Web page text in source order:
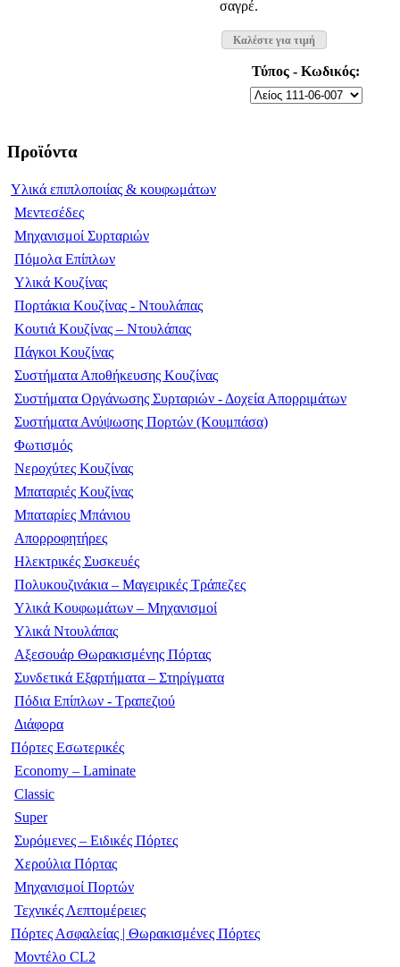
σαγρέ.
Καλέστε για τιμή
Τύπος - Κωδικός:
Προϊόντα
Υλικά επιπλοποιίας & κουφωμάτων
Μεντεσέδες
Μηχανισμοί Συρταριών
Πόμολα Επίπλων
Υλικά Κουζίνας
Πορτάκια Κουζίνας - Ντουλάπας
Κουτιά Κουζίνας – Ντουλάπας
Πάγκοι Κουζίνας
Συστήματα Αποθήκευσης Κουζίνας
Συστήματα Οργάνωσης Συρταριών - Δοχεία Απορριμάτων
Συστήματα Ανύψωσης Πορτών (Κουμπάσα)
Φωτισμός
Νεροχύτες Κουζίνας
Μπαταριές Κουζίνας
Μπαταρίες Μπάνιου
Απορροφητήρες
Ηλεκτρικές Συσκευές
Πολυκουζινάκια – Μαγειρικές Τράπεζες
Υλικά Κουφωμάτων – Μηχανισμοί
Υλικά Ντουλάπας
Αξεσουάρ Θωρακισμένης Πόρτας
Συνδετικά Εξαρτήματα – Στηρίγματα
Πόδια Επίπλων - Τραπεζιού
Διάφορα
Πόρτες Εσωτερικές
Economy – Laminate
Classic
Super
Συρόμενες – Ειδικές Πόρτες
Χερούλια Πόρτας
Μηχανισμοί Πορτών
Τεχνικές Λεπτομέρειες
Πόρτες Ασφαλείας | Θωρακισμένες Πόρτες
Μοντέλο CL2